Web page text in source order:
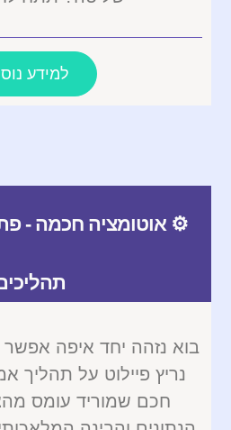
למידע
⚙️ אוטומציה חכמה -
בוא נזהה יחד איפה אפשר
נריץ פיילוט על תהליך
חכם שמוריד עומס